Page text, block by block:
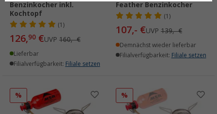
Benzinkocher inkl.
Kochtopf
(1)
126,90 €UVP 160,- €
Lieferbar
Filialverfügbarkeit: Filiale setzen
Feather Benzinkocher
(1)
107,- €UVP 139,- €
Demnächst wieder lieferbar
Filialverfügbarkeit: Filiale setzen
% %